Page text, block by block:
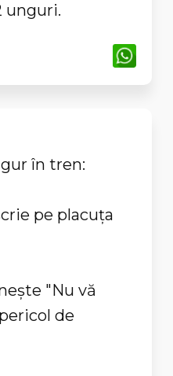
unguri.
în tren:
pe placuța
"Nu vă
de